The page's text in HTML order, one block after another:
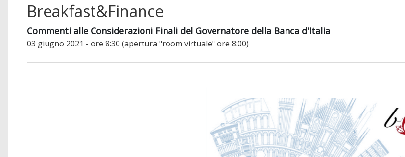
Breakfast&Finance
Commenti alle Considerazioni Finali del Governatore della Banca d'Italia
03 giugno 2021 - ore 8:30 (apertura "room virtuale" ore 8:00)